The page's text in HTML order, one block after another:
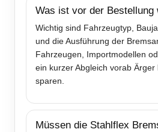
Was ist vor der Bestellung
Wichtig sind Fahrzeugtyp,
und die Ausführung der
Fahrzeugen, Importmodellen
ein kurzer Abgleich vorab Ärger
sparen.
Müssen die Stahlflex